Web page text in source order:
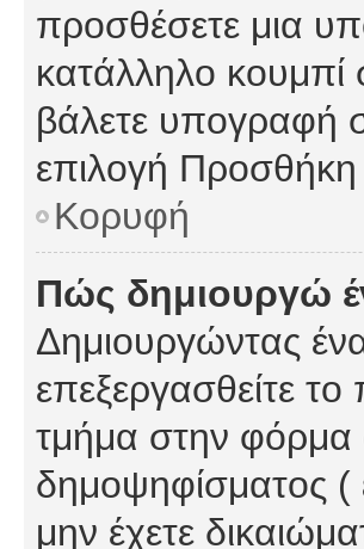
προσθέσετε μια
κατάλληλο κουμπί
βάλετε υπογραφή
επιλογή
Κορυφή
Πώς δημιουργώ
Δημιουργώντας
επεξεργασθείτε
τμήμα στην φόρμα
δημοψηφίσματος (
μην έχετε